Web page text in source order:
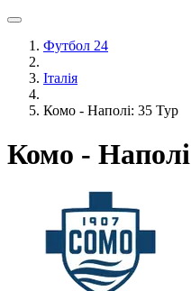
Футбол 24
Італія
Комо - Наполі: 35 Тур
Комо - Наполі